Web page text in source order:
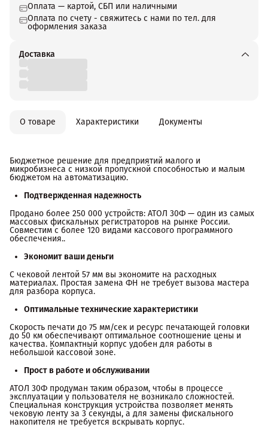
Оплата — картой, СБП или наличными
Оплата по счету - свяжитесь с нами по тел. для
оформления заказа
Доставка
О товаре Характеристики Документы
Бюджетное решение для предприятий малого и
микробизнеса с низкой пропускной способностью и малым
бюджетом на автоматизацию.
Подтвержденная надежность
Продано более 250 000 устройств: АТОЛ 30Ф — один из самых
массовых фискальных регистраторов на рынке России.
Совместим с более 120 видами кассового программного
обеспечения..
Экономит ваши деньги
С чековой лентой 57 мм вы экономите на расходных
материалах. Простая замена ФН не требует вызова мастера
для разбора корпуса.
Оптимальные технические характеристики
Скорость печати до 75 мм/сек и ресурс печатающей головки
до 50 км обеспечивают оптимальное соотношение цены и
качества. Компактный корпус удобен для работы в
небольшой кассовой зоне.
Прост в работе и обслуживании
АТОЛ 30Ф продуман таким образом, чтобы в процессе
эксплуатации у пользователя не возникало сложностей.
Специальная конструкция устройства позволяет менять
чековую ленту за 3 секунды, а для замены фискального
накопителя не требуется вскрывать корпус.